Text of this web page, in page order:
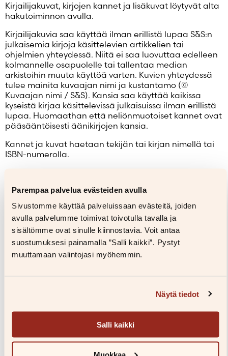
Parempaa palvelua evästeiden avulla
Sivustomme käyttää palveluissaan evästeitä, joiden
avulla palvelumme toimivat toivotulla tavalla ja
sisältömme ovat sinulle kiinnostavia. Voit antaa
suostumuksesi painamalla ”Salli kaikki”. Pystyt
muuttamaan valintojasi myöhemmin.
Näytä tiedot
Salli kaikki
Muokkaa
Kirjailijakuvat, kirjojen kannet ja lisäkuvat löytyvät alta
hakutoiminnon avulla.
Kirjailijakuvia saa käyttää ilman erillistä lupaa S&S:n
julkaisemia kirjoja käsittelevien artikkelien tai
ohjelmien yhteydessä. Niitä ei saa luovuttaa edelleen
kolmannelle osapuolelle tai tallentaa median
arkistoihin muuta käyttöä varten. Kuvien yhteydessä
tulee mainita kuvaajan nimi ja kustantamo (©
Kuvaajan nimi / S&S). Kansia saa käyttää kaikissa
kyseistä kirjaa käsittelevissä julkaisuissa ilman erillistä
lupaa. Huomaathan että neliönmuotoiset kannet ovat
pääsääntöisesti äänikirjojen kansia.
Kannet ja kuvat haetaan tekijän tai kirjan nimellä tai
ISBN-numerolla.
Anna Sievinen
Kuvaaja: Susanna Kekkonen
Lataa